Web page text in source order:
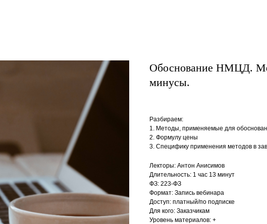
Обоснование НМЦД.
минусы.
Разбираем:
1. Методы, применяемые для
2. Формулу цены
3. Специфику применения методов в
Лекторы: Антон Анисимов
Длительность: 1 час 13 минут
ФЗ: 223-ФЗ
Формат: Запись вебинара
Доступ: платный/по подписке
Для кого: Заказчикам
Уровень материалов: +